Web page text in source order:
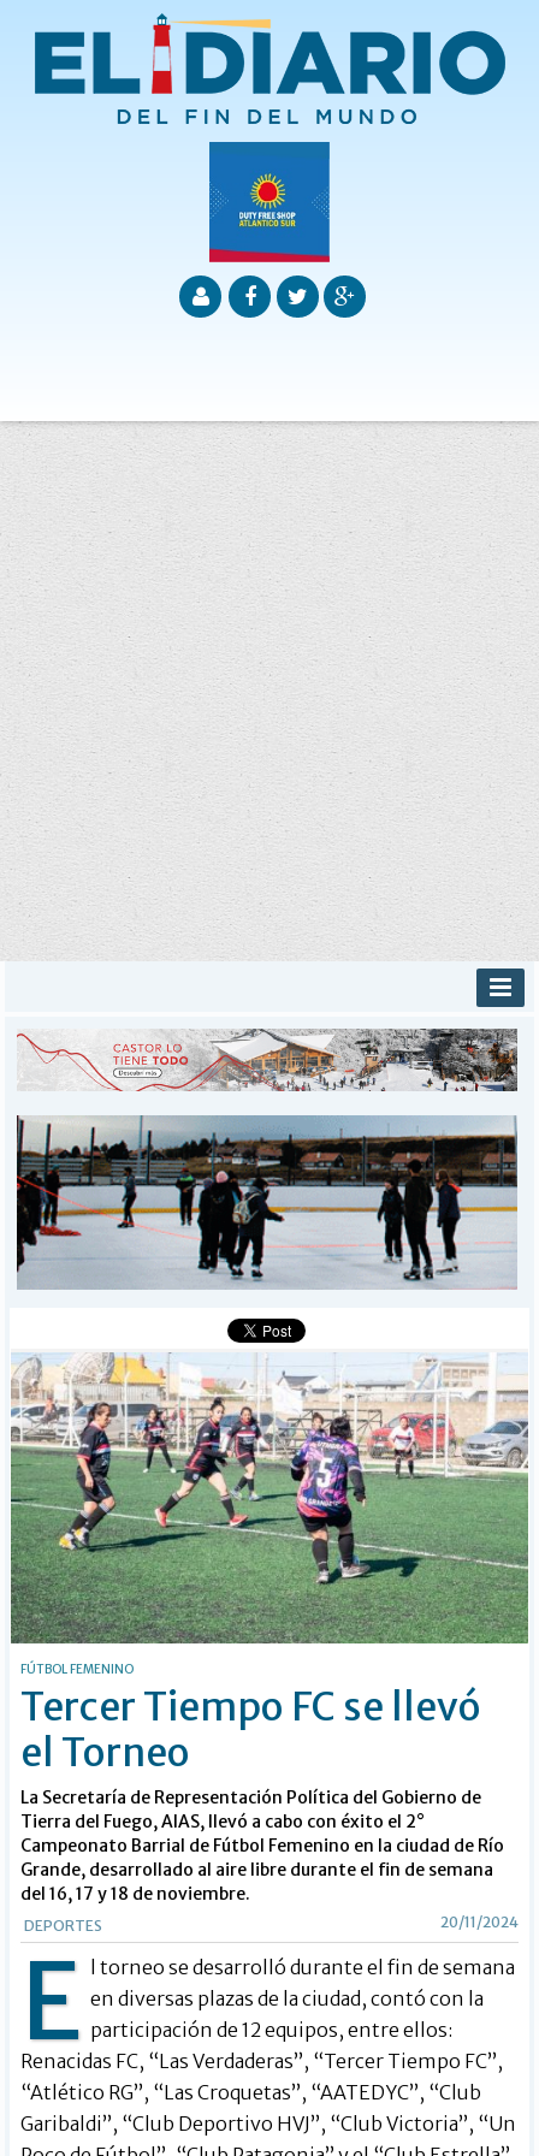
INICIO
PROVINCIALES
DEPORTES
POLICIALES
I-DIARIO
MÁS
BÚSQUEDA
FÚTBOL FEMENINO
Tercer Tiempo FC se llevó
el Torneo
La Secretaría de Representación Política del Gobierno de
Tierra del Fuego, AIAS, llevó a cabo con éxito el 2°
Campeonato Barrial de Fútbol Femenino en la ciudad de Río
Grande, desarrollado al aire libre durante el fin de semana
del 16, 17 y 18 de noviembre.
DEPORTES 20/11/2024
E l torneo se desarrolló durante el fin de semana
en diversas plazas de la ciudad, contó con la
participación de 12 equipos, entre ellos:
Renacidas FC, “Las Verdaderas”, “Tercer Tiempo FC”,
“Atlético RG”, “Las Croquetas”, “AATEDYC”, “Club
Garibaldi”, “Club Deportivo HVJ”, “Club Victoria”, “Un